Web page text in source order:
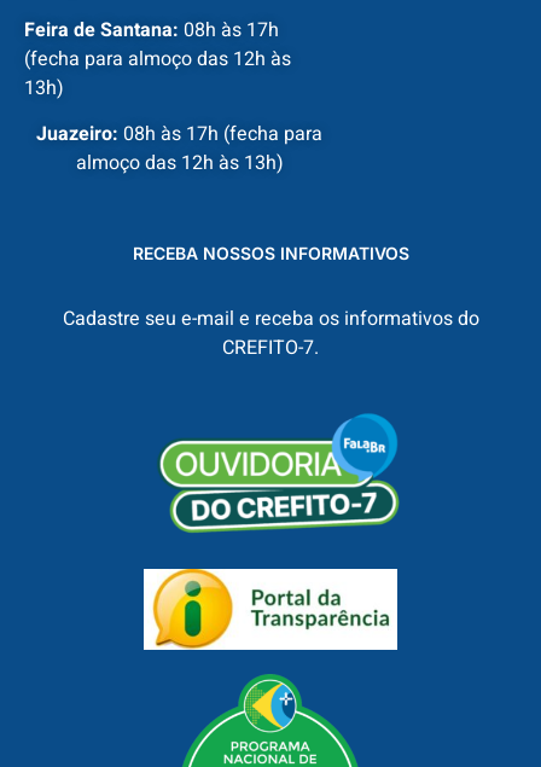
Feira de Santana: 08h às 17h
(fecha para almoço das 12h às
13h)
Juazeiro: 08h às 17h (fecha para
almoço das 12h às 13h)
RECEBA NOSSOS INFORMATIVOS
Cadastre seu e-mail e receba os informativos do
CREFITO-7.